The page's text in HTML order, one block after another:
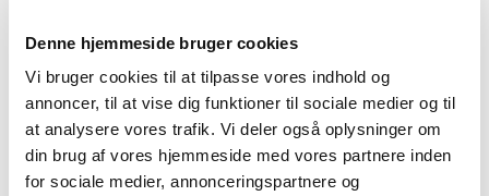
Denne hjemmeside bruger cookies
Vi bruger cookies til at tilpasse vores indhold og
annoncer, til at vise dig funktioner til sociale medier og til
at analysere vores trafik. Vi deler også oplysninger om
din brug af vores hjemmeside med vores partnere inden
for sociale medier, annonceringspartnere og
oktober (20)
september (20)
august (17)
juli (11)
juni (21)
maj (21)